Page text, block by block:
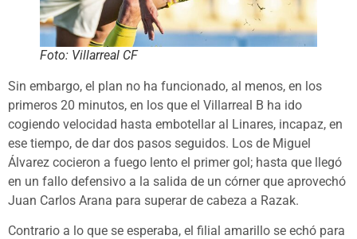
Foto: Villarreal CF
Sin embargo, el plan no ha funcionado, al menos, en los
primeros 20 minutos, en los que el Villarreal B ha ido
cogiendo velocidad hasta embotellar al Linares, incapaz, en
ese tiempo, de dar dos pasos seguidos. Los de Miguel
Álvarez cocieron a fuego lento el primer gol; hasta que llegó
en un fallo defensivo a la salida de un córner que aprovechó
Juan Carlos Arana para superar de cabeza a Razak.
Contrario a lo que se esperaba, el filial amarillo se echó para